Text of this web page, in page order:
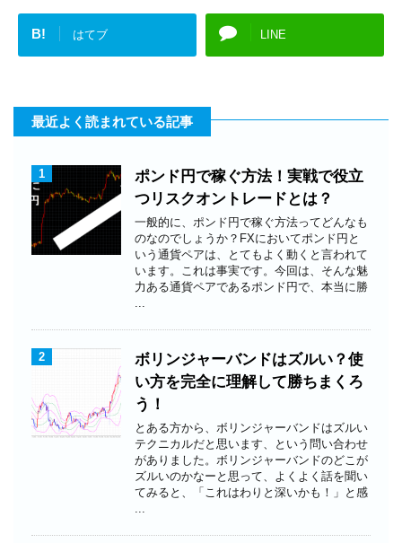
B! はてブ LINE
最近よく読まれている記事
1
ポンド円で稼ぐ方法！実戦で役立
つリスクオントレードとは？
一般的に、ポンド円で稼ぐ方法ってどんなも
のなのでしょうか？FXにおいてポンド円と
いう通貨ペアは、とてもよく動くと言われて
います。これは事実です。今回は、そんな魅
力ある通貨ペアであるポンド円で、本当に勝
2
ボリンジャーバンドはズルい？使
い方を完全に理解して勝ちまくろ
う！
とある方から、ボリンジャーバンドはズルい
テクニカルだと思います、という問い合わせ
がありました。ボリンジャーバンドのどこが
ズルいのかなーと思って、よくよく話を聞い
てみると、「これはわりと深いかも！」と感